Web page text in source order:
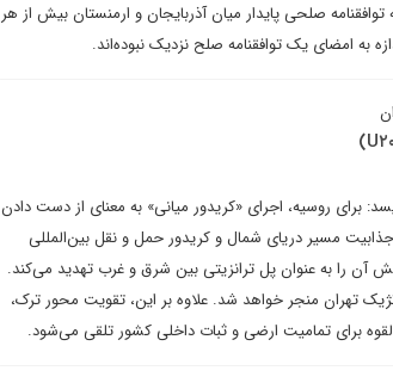
صلحی پایدار میان آذربایجان و ارمنستان بیش از هر
به امضای یک توافقنامه صلح نزدیک نبوده‌اند.
برای روسیه، اجرای «کریدور میانی» به معنای از دست دادن
مسیر دریای شمال و کریدور حمل و نقل بین‌المللی
آن را به عنوان پل ترانزیتی بین شرق و غرب تهدید می‌کند.
تهران منجر خواهد شد. علاوه بر این، تقویت محور ترک،
برای تمامیت ارضی و ثبات داخلی کشور تلقی می‌شود.